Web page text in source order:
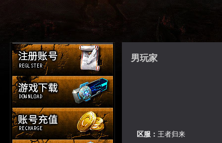
男玩家
区服： 王者归来